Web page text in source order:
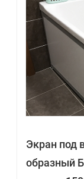
Экран под
образный